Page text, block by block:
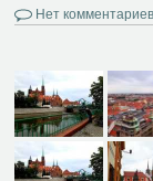
Нет комментариев